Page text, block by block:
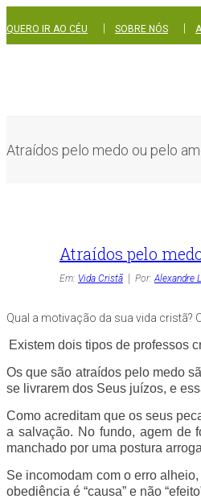
QUERO IR AO CÉU SOBRE NÓS
Atraídos pelo medo ou pelo
Atraídos pelo
Em: Vida Cristã Por:Alexandre
Qual a motivação da sua vida cristã?
Existem dois tipos de professos
Os que são atraídos pelo medo
se livrarem dos Seus juízos, e
Como acreditam que os seus
a salvação. No fundo, agem de
manchado por uma postura
Se incomodam com o erro
obediência é “causa” e não